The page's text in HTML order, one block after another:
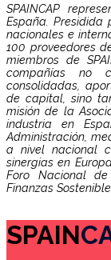
SPAINCAP
España. Presidida
nacionales e
100 proveedores
miembros de
compañías no
consolidadas,
de capital, sino
misión de la
industria en
Administración,
a nivel nacional
sinergias en
Foro Nacional
Finanzas
SPAIN